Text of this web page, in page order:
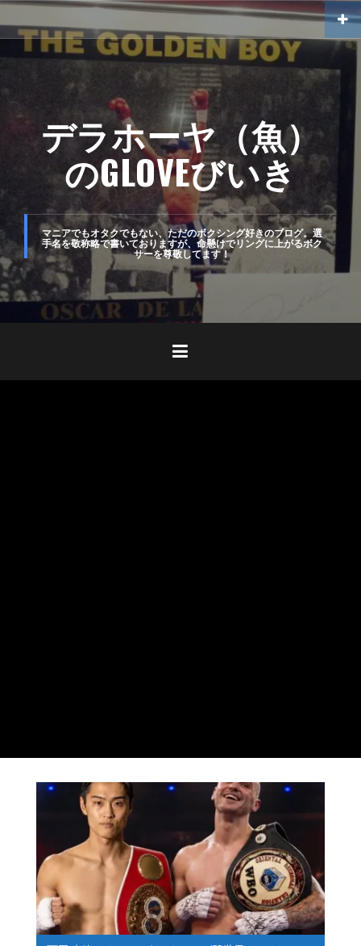
ン
ン
キ
プ
デラホーヤ（魚）
のGLOVEびいき
マニアでもオタクでもない、ただのボクシング好きのブログ。選
手名を敬称略で書いておりますが、命懸けでリングに上がるボク
サーを尊敬してます！